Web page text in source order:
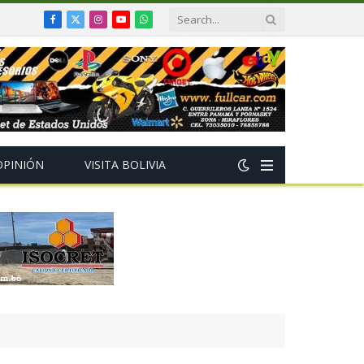
Facebook
X
(Twitter)
Instagram
YouTubeWhatsApp
VISITA BOLIVIA